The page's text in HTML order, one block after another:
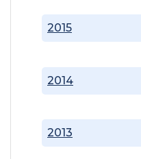
2013
2014
2015